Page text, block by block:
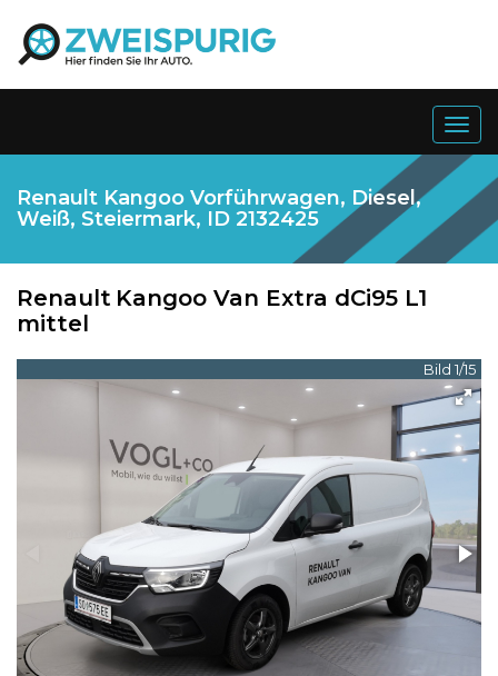
Renault Kangoo Vorführwagen, Diesel,
Weiß, Steiermark, ID 2132425
Renault Kangoo Van Extra dCi95 L1
mittel
Bild 1/15